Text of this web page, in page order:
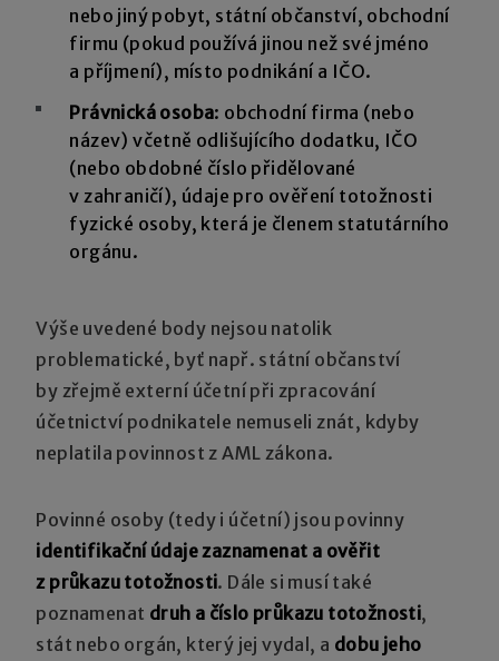
nebo jiný pobyt, státní občanství, obchodní
firmu (pokud používá jinou než své jméno
a příjmení), místo podnikání a IČO.
Právnická osoba: obchodní firma (nebo
název) včetně odlišujícího dodatku, IČO
(nebo obdobné číslo přidělované
v zahraničí), údaje pro ověření totožnosti
fyzické osoby, která je členem statutárního
orgánu.
Výše uvedené body nejsou natolik
problematické, byť např. státní občanství
by zřejmě externí účetní při zpracování
účetnictví podnikatele nemuseli znát, kdyby
neplatila povinnost z AML zákona.
Povinné osoby (tedy i účetní) jsou povinny
identifikační údaje zaznamenat a ověřit
z průkazu totožnosti. Dále si musí také
poznamenat druh a číslo průkazu totožnosti,
stát nebo orgán, který jej vydal, a dobu jeho